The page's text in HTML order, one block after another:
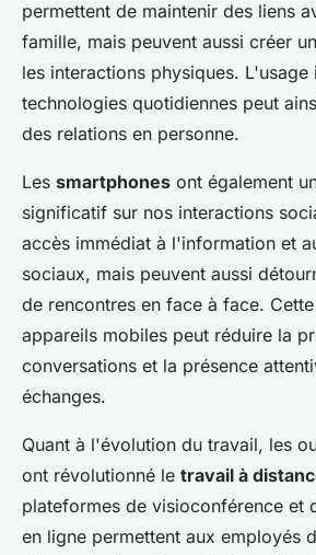
permettent de maintenir des liens
famille, mais peuvent aussi créer
les interactions physiques. L'usage
technologies quotidiennes peut
des relations en personne.
Les smartphones ont également
significatif sur nos interactions
accès immédiat à l'information et
sociaux, mais peuvent aussi
de rencontres en face à face.
appareils mobiles peut réduire la
conversations et la présence
échanges.
Quant à l'évolution du travail, les
ont révolutionné le travail à
plateformes de visioconférence et
en ligne permettent aux employés